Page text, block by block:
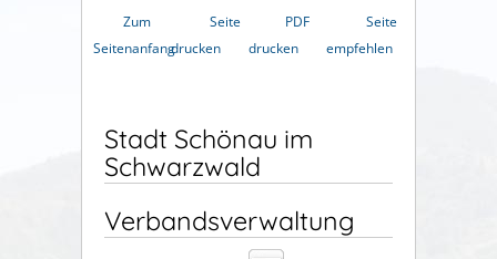
Zum
Seitenanfang
Seite
drucken
PDF
drucken
Seite
empfehlen
Stadt Schönau im
Schwarzwald
Verbandsverwaltung